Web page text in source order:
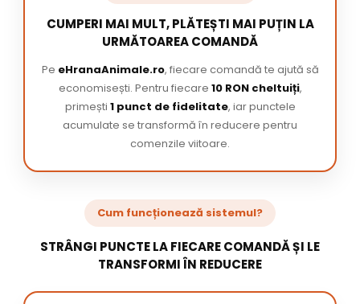
CUMPERI MAI MULT, PLĂTEȘTI MAI PUȚIN LA
URMĂTOAREA COMANDĂ
Pe eHranaAnimale.ro, fiecare comandă te ajută să
economisești. Pentru fiecare 10 RON cheltuiți,
primești 1 punct de fidelitate, iar punctele
acumulate se transformă în reducere pentru
comenzile viitoare.
Cum funcționează sistemul?
STRÂNGI PUNCTE LA FIECARE COMANDĂ ȘI LE
TRANSFORMI ÎN REDUCERE